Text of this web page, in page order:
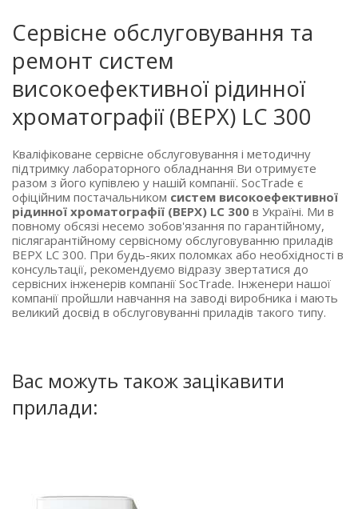
Сервісне обслуговування та
ремонт систем
високоефективної рідинної
хроматографії (ВЕРХ) LC 300
Кваліфіковане сервісне обслуговування і методичну
підтримку лабораторного обладнання Ви отримуєте
разом з його купівлею у нашій компанії. SocTrade є
офіційним постачальником систем високоефективної
рідинної хроматографії (ВЕРХ) LC 300 в Україні. Ми в
повному обсязі несемо зобов'язання по гарантійному,
післягарантійному сервісному обслуговуванню приладів
ВЕРХ LC 300. При будь-яких поломках або необхідності в
консультації, рекомендуємо відразу звертатися до
сервісних інженерів компанії SocTrade. Інженери нашої
компанії пройшли навчання на заводі виробника і мають
великий досвід в обслуговуванні приладів такого типу.
Вас можуть також зацікавити
прилади: